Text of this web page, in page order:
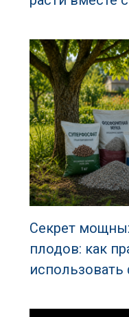
Секрет
плодов: как